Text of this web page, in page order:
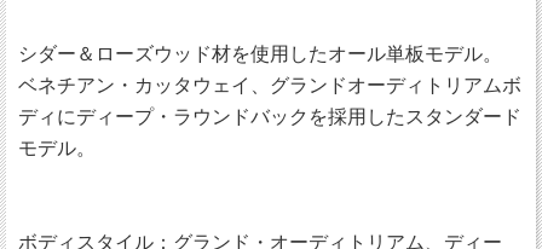
シダー＆ローズウッド材を使用したオール単板モデル。
ベネチアン・カッタウェイ、グランドオーディトリアムボ
ディにディープ・ラウンドバックを採用したスタンダード
モデル。
ボディスタイル：グランド・オーディトリアム、ディー